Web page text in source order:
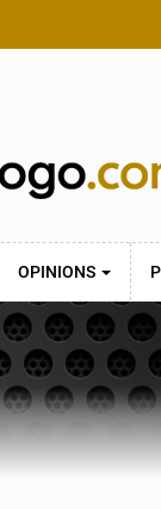
OPINIONS